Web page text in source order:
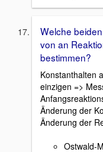
Welche
von an
bestimmen?
Konstanthalten
einzigen =>
Änderung der
Änderung der
Ostwald-